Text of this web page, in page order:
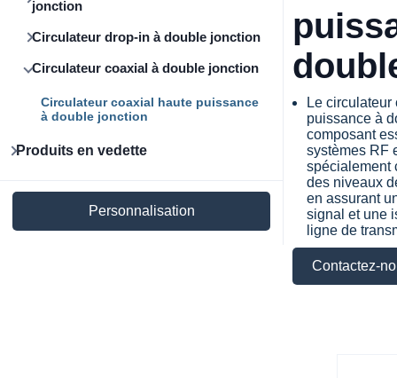
jonction
Circulateur drop-in à double jonction
Circulateur coaxial à double jonction
Circulateur coaxial haute puissance
à double jonction
Produits en vedette
Personnalisation
Le
puissance à
composant
systèmes RF
spécialement
des niveaux
en assurant
signal et une
ligne de
Contactez-